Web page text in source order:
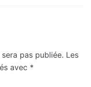
pas publiée. Les
avec *